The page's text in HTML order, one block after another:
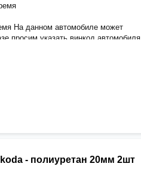
На данном автомобиле может
просим указать винкод автомобиля
- полиуретан 20мм 2шт